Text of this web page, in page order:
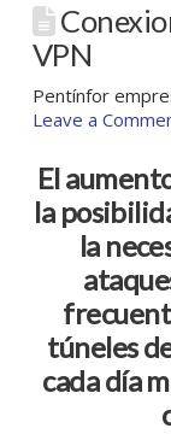
VPN
Pentínfor
Leave a
El
la
la
túneles
cada día